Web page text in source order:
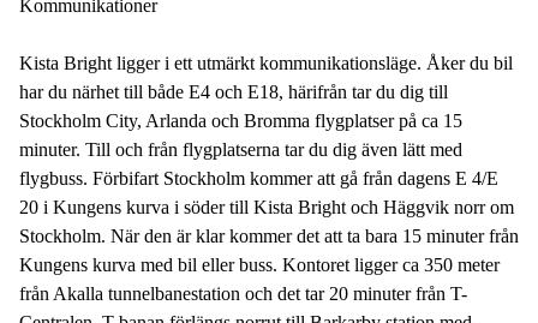
Kommunikationer
Kista Bright ligger i ett utmärkt kommunikationsläge. Åker du bil
har du närhet till både E4 och E18, härifrån tar du dig till
Stockholm City, Arlanda och Bromma flygplatser på ca 15
minuter. Till och från flygplatserna tar du dig även lätt med
flygbuss. Förbifart Stockholm kommer att gå från dagens E 4/E
20 i Kungens kurva i söder till Kista Bright och Häggvik norr om
Stockholm. När den är klar kommer det att ta bara 15 minuter från
Kungens kurva med bil eller buss. Kontoret ligger ca 350 meter
från Akalla tunnelbanestation och det tar 20 minuter från T-